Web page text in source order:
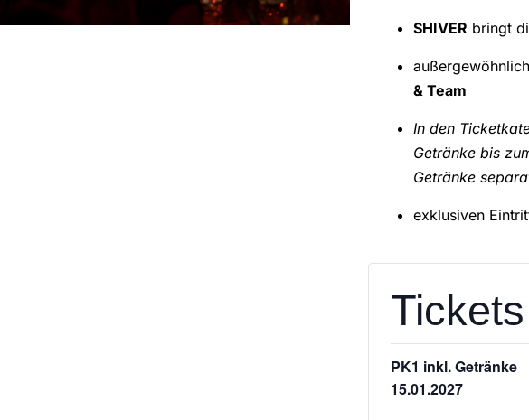
SHIVER bringt
& Team
In den
Getränke bis
Getränke
exklusiven
Tickets
PK1 inkl. Getränke
15.01.2027